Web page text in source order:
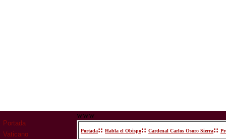
Portada
Vaticano
www
Portada:: Habla el Obispo:: Cardenal Carlos Osoro Sierra::